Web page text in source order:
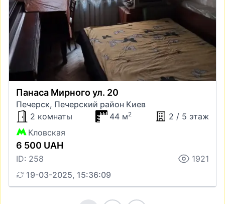
Панаса Мирного ул. 20
Печерск, Печерский район Киев
2 комнаты
44 м2
2 / 5 этаж
Кловская
6 500 UAH
ID: 258
1921
19-03-2025, 15:36:09